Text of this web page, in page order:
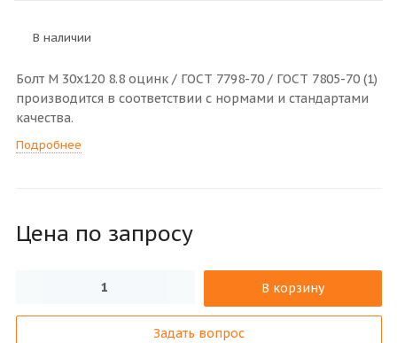
В наличии
Болт M 30x120 8.8 оцинк / ГОСТ 7798-70 / ГОСТ 7805-70 (1)
производится в соответствии с нормами и стандартами
качества.
Подробнее
Цена по запросу
В корзину
Задать вопрос